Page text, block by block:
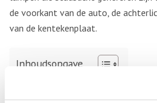
de voorkant van de auto, de
van de kentekenplaat.
Inhoudsopgave
Onderdelen kopen